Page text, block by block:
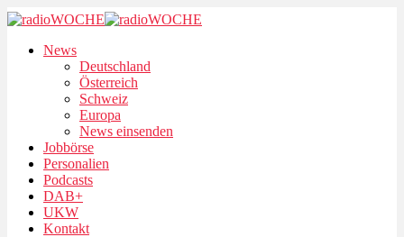
News
Deutschland
Österreich
Schweiz
Europa
News einsenden
Jobbörse
Personalien
Podcasts
DAB+
UKW
Kontakt